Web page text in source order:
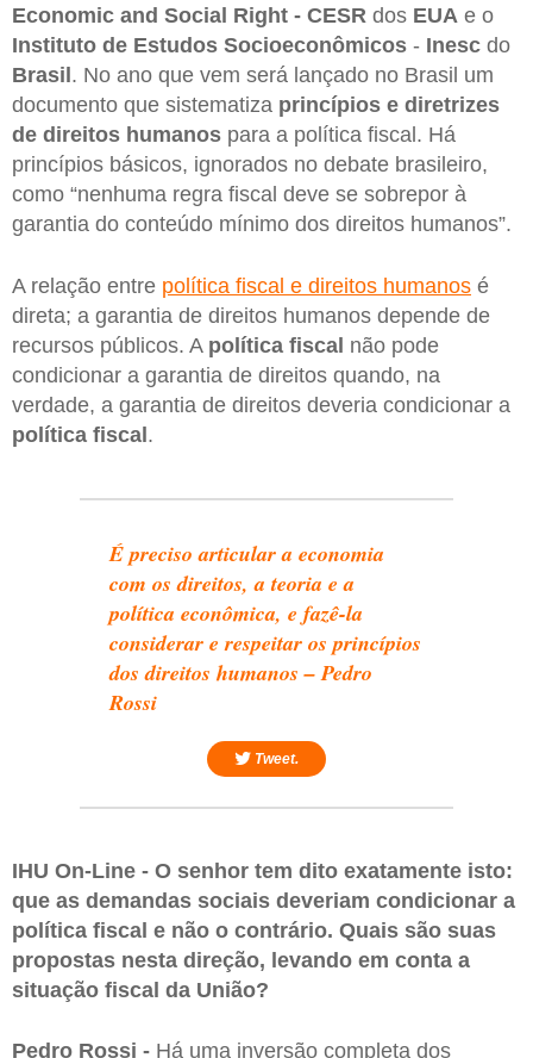
Economic and Social Right - CESR dos EUA e o
Instituto de Estudos Socioeconômicos - Inesc do
Brasil . No ano que vem será lançado no Brasil um
documento que sistematiza princípios e diretrizes
de direitos humanos para a política fiscal. Há
princípios básicos, ignorados no debate brasileiro,
como “nenhuma regra fiscal deve se sobrepor à
garantia do conteúdo mínimo dos direitos humanos”.
A relação entre política fiscal e direitos humanos é
direta; a garantia de direitos humanos depende de
recursos públicos. A política fiscal não pode
condicionar a garantia de direitos quando, na
verdade, a garantia de direitos deveria condicionar a
política fiscal.
É preciso articular a economia
com os direitos, a teoria e a
política econômica, e fazê-la
considerar e respeitar os princípios
dos direitos humanos – Pedro
Rossi
Tweet.
IHU On-Line - O senhor tem dito exatamente isto:
que as demandas sociais deveriam condicionar a
política fiscal e não o contrário. Quais são suas
propostas nesta direção, levando em conta a
situação fiscal da União?
Pedro Rossi - Há uma inversão completa dos